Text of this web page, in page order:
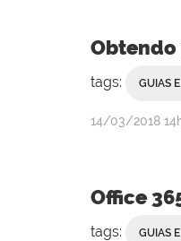
Obtendo
tags: GUIAS
por
publicado
14/03/2018
Office
tags: GUIAS